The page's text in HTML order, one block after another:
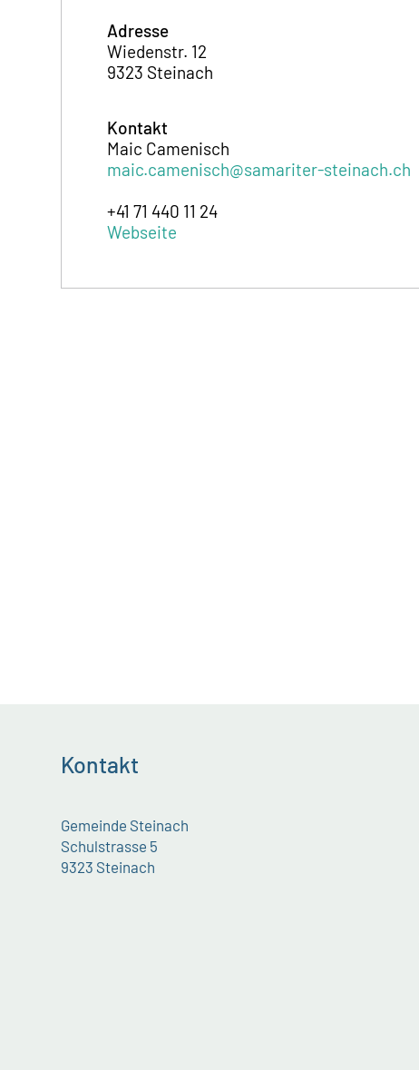
Adresse
Wiedenstr. 12
9323 Steinach
Kontakt
Maic Camenisch
maic.camenisch@samariter-steinach.ch
+41 71 440 11 24
Webseite
Kontakt
Gemeinde Steinach
Schulstrasse 5
9323 Steinach